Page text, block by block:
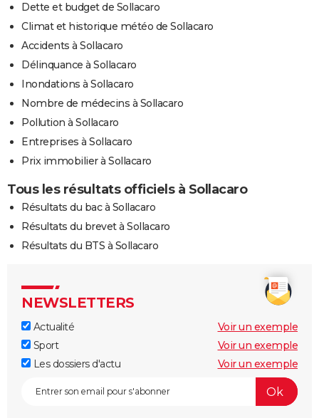
Dette et budget de Sollacaro
Climat et historique météo de Sollacaro
Accidents à Sollacaro
Délinquance à Sollacaro
Inondations à Sollacaro
Nombre de médecins à Sollacaro
Pollution à Sollacaro
Entreprises à Sollacaro
Prix immobilier à Sollacaro
Tous les résultats officiels à Sollacaro
Résultats du bac à Sollacaro
Résultats du brevet à Sollacaro
Résultats du BTS à Sollacaro
NEWSLETTERS
Actualité
Voir un exemple
Sport
Voir un exemple
Les dossiers d'actu
Voir un exemple